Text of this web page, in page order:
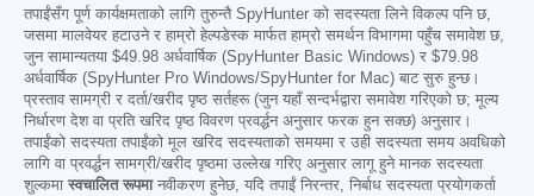
तपाईंसँग पूर्ण कार्यक्षमताको लागि तुरुन्तै SpyHunter को सदस्यता लिने विकल्प पनि छ,
जसमा मालवेयर हटाउने र हाम्रो हेल्पडेस्क मार्फत हाम्रो समर्थन विभागमा पहुँच समावेश छ,
जुन सामान्यतया $49.98 अर्धवार्षिक (SpyHunter Basic Windows) र $79.98
अर्धवार्षिक (SpyHunter Pro Windows/SpyHunter for Mac) बाट सुरु हुन्छ।
प्रस्ताव सामग्री र दर्ता/खरीद पृष्ठ सर्तहरू (जुन यहाँ सन्दर्भद्वारा समावेश गरिएको छ; मूल्य
निर्धारण देश वा प्रति खरिद पृष्ठ विवरण प्रवर्द्धन अनुसार फरक हुन सक्छ) अनुसार।
तपाईंको सदस्यता तपाईंको मूल खरिद सदस्यताको समयमा र उही सदस्यता समय अवधिको
लागि वा प्रवर्द्धन सामग्री/खरीद पृष्ठमा उल्लेख गरिए अनुसार लागू हुने मानक सदस्यता
शुल्कमा स्वचालित रूपमानवीकरण हुनेछ, यदि तपाईं निरन्तर, निर्बाध सदस्यता प्रयोगकर्ता